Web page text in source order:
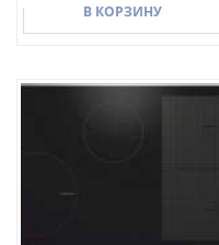
В КОРЗИНУ